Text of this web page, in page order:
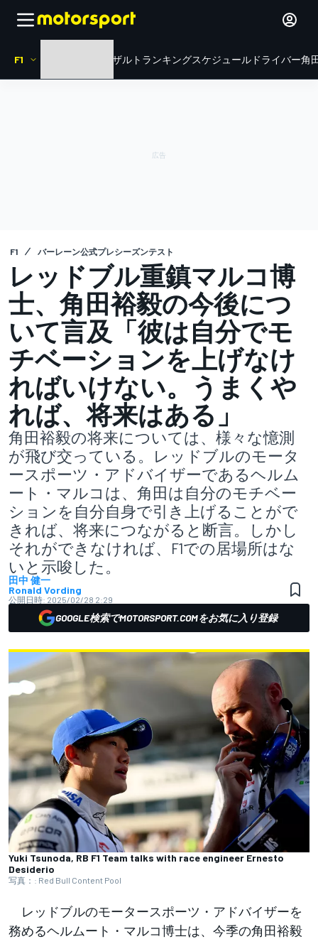
F1 リザルト ランキングスケジュール ドライバー角
F1 バーレーン公式プレシーズンテスト
レッドブル重鎮マルコ博
士、角田裕毅の今後につ
いて言及「彼は自分でモ
チベーションを上げなけ
ればいけない。うまくや
れば、将来はある」
角田裕毅の将来については、様々な憶測
が飛び交っている。レッドブルのモータ
ースポーツ・アドバイザーであるヘルム
ート・マルコは、角田は自分のモチベー
ションを自分自身で引き上げることがで
きれば、将来につながると断言。しかし
それができなければ、F1での居場所はな
いと示唆した。
田中 健一
Ronald Vording
公開日時: 2025/02/28 2:29
GOOGLE検索でMOTORSPORT.COMをお気に入り登録
Yuki Tsunoda, RB F1 Team talks with race engineer Ernesto
Desiderio
写真：: Red Bull Content Pool
レッドブルのモータースポーツ・アドバイザーを
務めるヘルムート・マルコ博士は、今季の角田裕毅